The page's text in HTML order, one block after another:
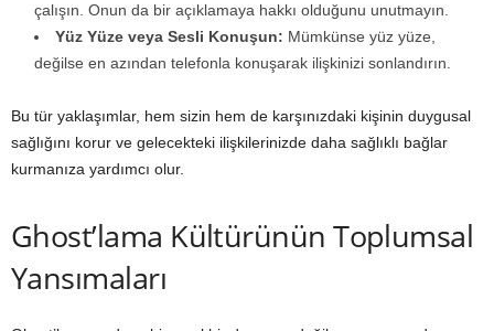
çalışın. Onun da bir açıklamaya hakkı olduğunu unutmayın.
Yüz Yüze veya Sesli Konuşun: Mümkünse yüz yüze,
değilse en azından telefonla konuşarak ilişkinizi sonlandırın.
Bu tür yaklaşımlar, hem sizin hem de karşınızdaki kişinin duygusal
sağlığını korur ve gelecekteki ilişkilerinizde daha sağlıklı bağlar
kurmanıza yardımcı olur.
Ghost’lama Kültürünün Toplumsal
Yansımaları